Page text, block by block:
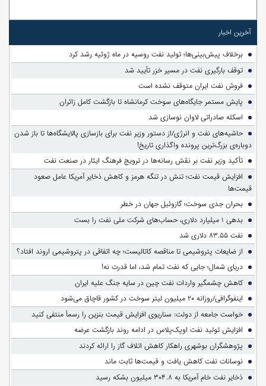
آخرین اخبار
برخلاف پیش‌بینی‌ها؛ تولید نفت روسیه در ماه ژوئیه رشد کرد
توقف بارگیری نفت در مسیر خزر تأیید شد
فروش نفت ایران متوقف نشده است
پایش مستمر جایگاه‌های سوخت کرمانشاه تا بازگشت کامل زائران
اسکله صادراتی لاوان نوسازی شد
حاشیه‌های نفت و انرژی/از دستور وزیر نفت برای بازسازی پالایشگاه‌ها تا باز شدن
دوباره‌ی بزرگ‌ترین پرونده واگذاری تاریخ!
تأکید وزیر نفت بر نقش رسانه‌ها در ترویج فرهنگ ایثار در صنعت نفت
افزایش قیمت نفت؛ تنش در تنگه هرمز و کاهش ذخایر آمریکا عامل صعود
قیمت‌ها
بحران جدی سوخت؛ گازوئیل جهان در خطر
بدهی ۱ میلیارد دلاری، حساب‌های شرکت ملی نفت را بست
نفت ۸۳.۵۵ دلاری شد
از ضایعات پتروشیمی تا مناقصه کاتالیست؛ چه اتفاقی در پتروشیمی اروند افتاد؟
دریای شمال؛ جایی که نفت تمام شد، اما قدرت نه!
کاهش چشمگیر واردات نفت چین در سایه جنگ علیه ایران
اینفوگرافی/روزانه ۲۰ میلیون لیتر سوخت در کشور قاچاق می‌شود
خواست جامعه از دولت: سناریوی افزایش قیمت بنزین را رسماً منتفی کنید
افزایش تولید نفت اوپک‌پلاس در ادامه روند بازگشت عرضه
پژوهشگران بوشهری راهکار کاهش اتلاف گاز را ارائه کردند
نوسانات نفت کاهش یافت و قیمت‌ها ثابت ماند
ذخایر نفت خام آمریکا به ۳۰۴.۸ میلیون بشکه رسید